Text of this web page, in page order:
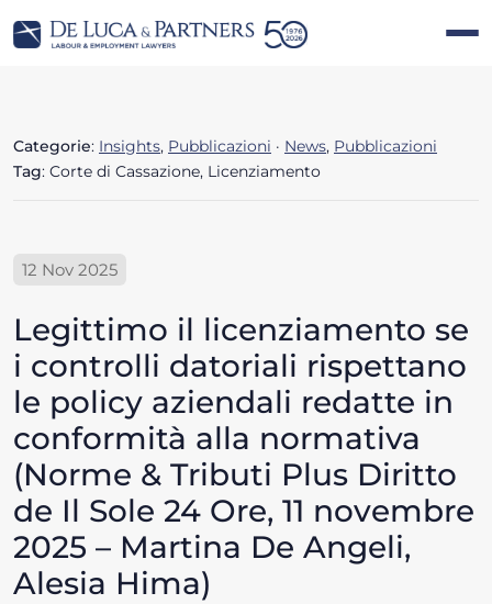
Categorie: Insights, Pubblicazioni · News, Pubblicazioni
Tag: Corte di Cassazione, Licenziamento
12 Nov 2025
Legittimo il licenziamento se
i controlli datoriali rispettano
le policy aziendali redatte in
conformità alla normativa
(Norme & Tributi Plus Diritto
de Il Sole 24 Ore, 11 novembre
2025 – Martina De Angeli,
Alesia Hima)